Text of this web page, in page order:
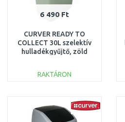
6 490 Ft
CURVER READY TO
COLLECT 30L szelektív
hulladékgyűjtő, zöld
RAKTÁRON
Összehasonlítás